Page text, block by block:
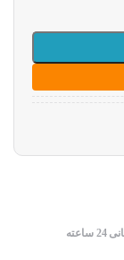
ساعته